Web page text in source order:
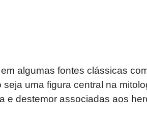
algumas fontes clássicas
uma figura central na
e destemor associadas aos